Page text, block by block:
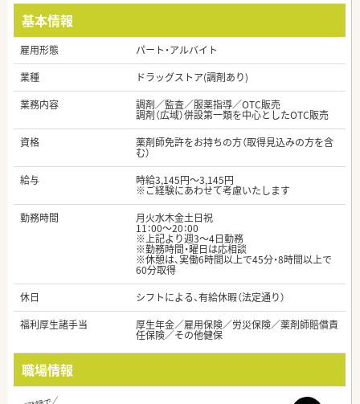
基本情報
雇用形態
パート・アルバイト
業種
ドラッグストア(調剤あり)
業務内容
調剤／監査／服薬指導／OTC販売
調剤（広域）併設第一類を中心としたOTC販売
資格
薬剤師免許をお持ちの方（取得見込みの方を含
む）
給与
時給3,145円～3,145円
※ご経験にあわせて考慮いたします
勤務時間
月火水木金土日祝
11：00～20：00
※上記より週3～4日勤務
※勤務時間・曜日は応相談
※休憩は、実働6時間以上で45分・8時間以上で
60分取得
休日
シフトによる、有給休暇（法定通り）
福利厚生諸手当
厚生年金／雇用保険／労災保険／薬剤師賠償責
任保険／その他健保
職場情報